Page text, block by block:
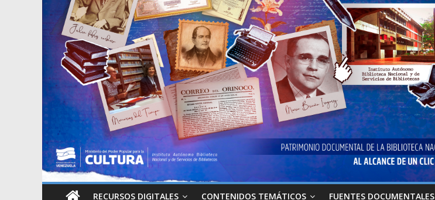
RECURSOS DIGITALES CONTENIDOS TEMÁTICOS FUENTES DOCUMENTALES